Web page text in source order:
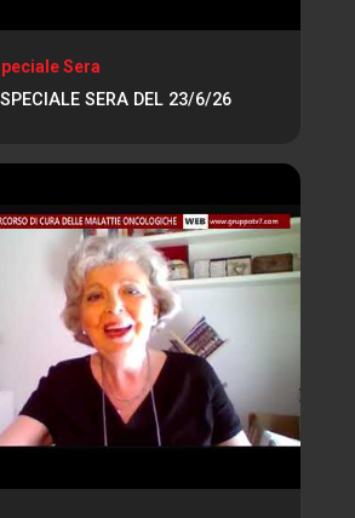
Sera
SERA DEL 23/6/26